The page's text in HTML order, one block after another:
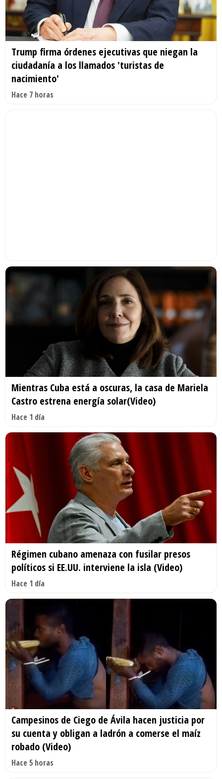
Trump firma órdenes ejecutivas que niegan la
ciudadanía a los llamados 'turistas de
nacimiento'
Hace 7 horas
Mientras Cuba está a oscuras, la casa de Mariela
Castro estrena energía solar(Video)
Hace 1 día
Régimen cubano amenaza con fusilar presos
políticos si EE.UU. interviene la isla (Video)
Hace 1 día
Campesinos de Ciego de Ávila hacen justicia por
su cuenta y obligan a ladrón a comerse el maíz
robado (Video)
Hace 5 horas